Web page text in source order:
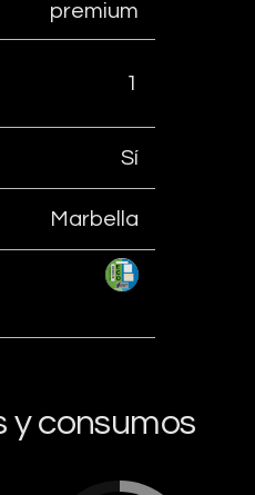
premium
1
Sí
Marbella
y consumos